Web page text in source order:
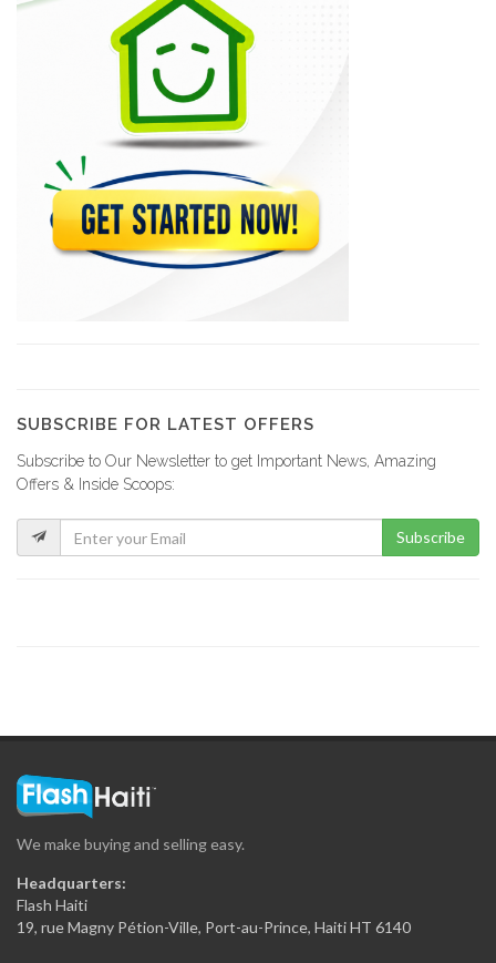
612
Cimetiere de…
608
Cimetiere Parc…
599
Cimetiere de…
538
SUBSCRIBE FOR LATEST OFFERS
Subscribe to Our Newsletter to get Important News, Amazing
Offers & Inside Scoops:
Subscribe
We make buying and selling easy.
Headquarters:
Flash Haiti
19, rue Magny Pétion-Ville, Port-au-Prince, Haiti HT 6140